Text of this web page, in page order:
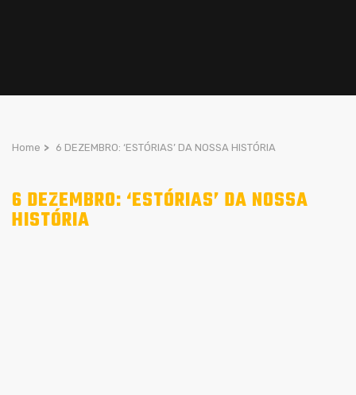
Home > 6 DEZEMBRO: ‘ESTÓRIAS’ DA NOSSA HISTÓRIA
6 DEZEMBRO: ‘ESTÓRIAS’ DA NOSSA
HISTÓRIA